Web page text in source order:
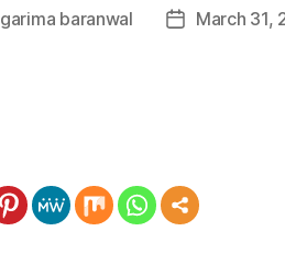
garima baranwal
PostMarch 31,